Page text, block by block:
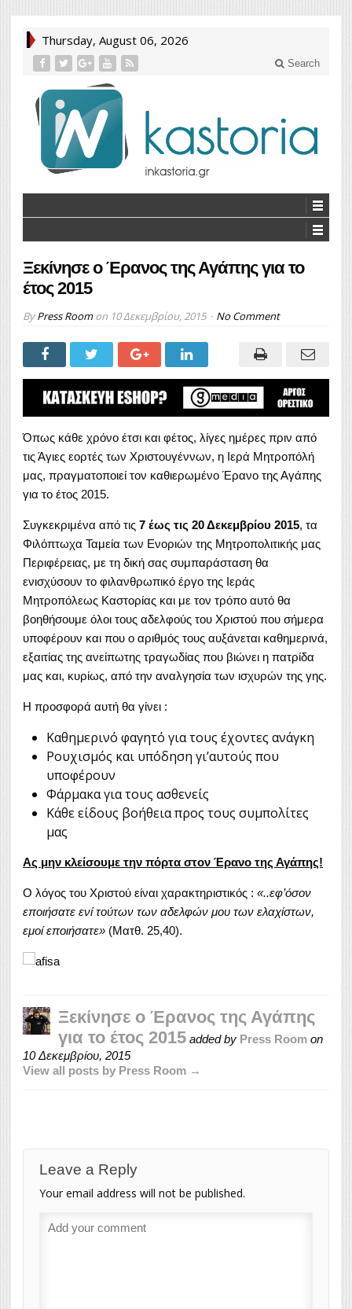
Thursday, August 06, 2026
Search
Ξεκίνησε ο Έρανος της Αγάπης για το
έτος 2015
ByPress Roomon 10 Δεκεμβρίου, 2015 No Comment
Όπως κάθε χρόνο έτσι και φέτος, λίγες ημέρες πριν από
τις Άγιες εορτές των Χριστουγέννων, η Ιερά Μητροπόλή
μας, πραγματοποιεί τον καθιερωμένο Έρανο της Αγάπης
για το έτος 2015.
Συγκεκριμένα από τις 7 έως τις 20 Δεκεμβρίου 2015, τα
Φιλόπτωχα Ταμεία των Ενοριών της Μητροπολιτικής μας
Περιφέρειας, με τη δική σας συμπαράσταση θα
ενισχύσουν το φιλανθρωπικό έργο της Ιεράς
Μητροπόλεως Καστορίας και με τον τρόπο αυτό θα
βοηθήσουμε όλοι τους αδελφούς του Χριστού που σήμερα
υποφέρουν και που ο αριθμός τους αυξάνεται καθημερινά,
εξαιτίας της ανείπωτης τραγωδίας που βιώνει η πατρίδα
μας και, κυρίως, από την αναλγησία των ισχυρών της γης.
Η προσφορά αυτή θα γίνει :
Καθημερινό φαγητό για τους έχοντες ανάγκη
Ρουχισμός και υπόδηση γι’αυτούς που
υποφέρουν
Φάρμακα για τους ασθενείς
Κάθε είδους βοήθεια προς τους συμπολίτες
μας
Ας μην κλείσουμε την πόρτα στον Έρανο της Αγάπης!
Ο λόγος του Χριστού είναι χαρακτηριστικός : «..εφ’όσον
εποιήσατε ενί τούτων των αδελφών μου των ελαχίστων,
εμοί εποιήσατε» (Ματθ. 25,40).
Ξεκίνησε ο Έρανος της Αγάπης
για το έτος 2015 added by Press Room on
10 Δεκεμβρίου, 2015
View all posts by Press Room →
Leave a Reply
Your email address will not be published.